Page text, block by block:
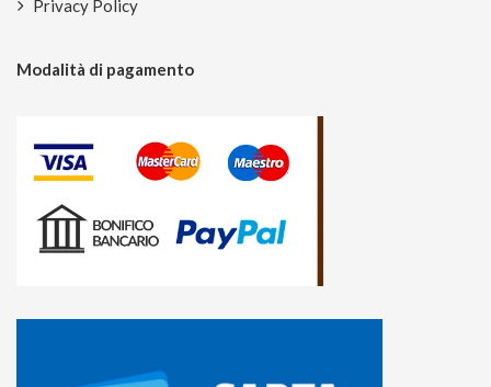
Privacy Policy
Modalità di pagamento